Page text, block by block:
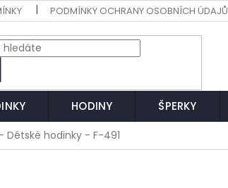
PODMÍNKY OCHRANY OSOBNÍCH ÚDAJŮ
HODINY ŠPERKY
- Dětské hodinky - F-491